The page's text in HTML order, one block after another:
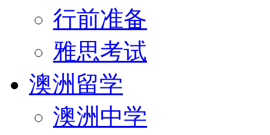
行前准备
雅思考试
澳洲留学
澳洲中学